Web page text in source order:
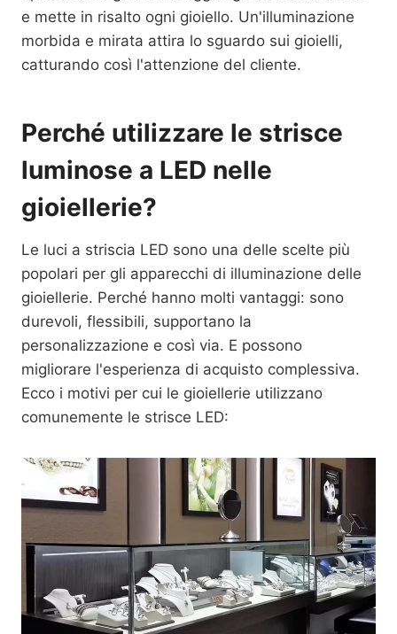
e mette in risalto ogni gioiello. Un'illuminazione
morbida e mirata attira lo sguardo sui gioielli,
catturando così l'attenzione del cliente.
Perché utilizzare le strisce
luminose a LED nelle
gioiellerie?
Le luci a striscia LED sono una delle scelte più
popolari per gli apparecchi di illuminazione delle
gioiellerie. Perché hanno molti vantaggi: sono
durevoli, flessibili, supportano la
personalizzazione e così via. E possono
migliorare l'esperienza di acquisto complessiva.
Ecco i motivi per cui le gioiellerie utilizzano
comunemente le strisce LED: